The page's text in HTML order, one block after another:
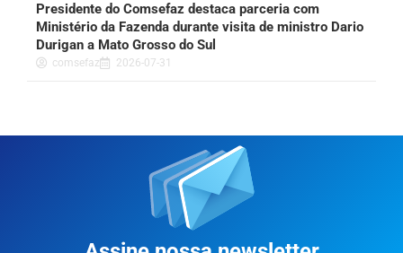
Presidente do Comsefaz destaca parceria com
Ministério da Fazenda durante visita de ministro Dario
Durigan a Mato Grosso do Sul
comsefaz 2026-07-31